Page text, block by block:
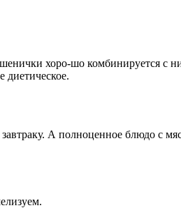
хоро-шо комбинируется с
диетическое.
А полноценное блюдо с